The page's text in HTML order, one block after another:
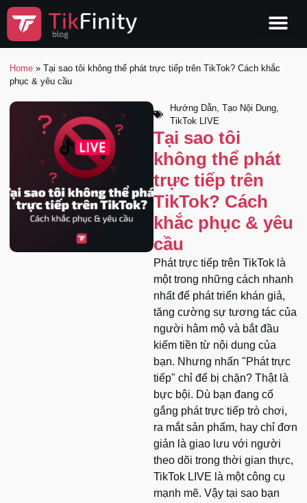
Home » Tại sao tôi không thể phát trực tiếp trên TikTok? Cách khắc
phục & yêu cầu
Hướng Dẫn, Tạo Nội Dung,
TikTok LIVE
Tại sao tôi
không thể phát
trực tiếp trên
TikTok? Cách
khắc phục & yêu
cầu
Phát trực tiếp trên TikTok là
một trong những cách nhanh
nhất để phát triển khán giả,
tăng cường sự tương tác của
người hâm mộ và bắt đầu
kiếm tiền từ nội dung của
bạn. Nhưng nhấn "Phát trực
tiếp" chỉ để bị chặn? Thật là
bực bội. Dù bạn đang cố
gắng phát trực tiếp trò chơi,
ra mắt sản phẩm, hay chỉ đơn
giản là giao lưu với người
theo dõi trong thời gian thực,
TikTok LIVE là một công cụ
mạnh mẽ. Vậy tại sao bạn